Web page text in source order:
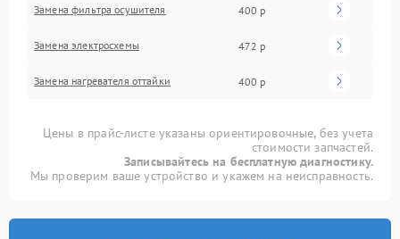
Замена фильтра осушителя 400 р
Замена электросхемы 472 р
Замена нагревателя оттайки 400 р
Цены в прайс-листе указаны ориентировочные, без учета
стоимости запчастей.
Записывайтесь на бесплатную диагностику.
Мы проверим ваше устройство и укажем на неисправность.